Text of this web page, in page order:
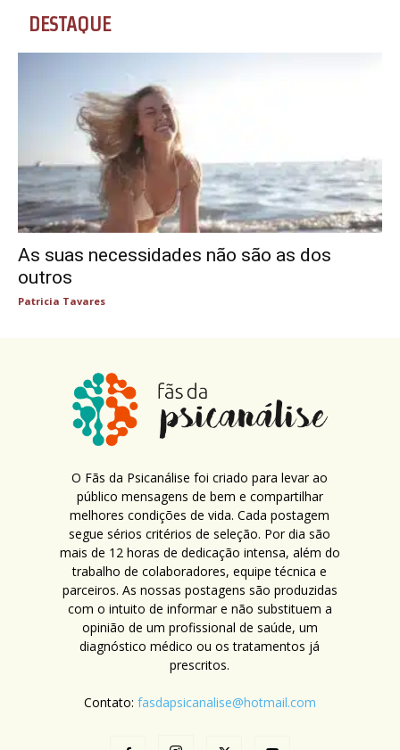
DESTAQUE
As suas necessidades não são as dos
outros
Patricia Tavares
O Fãs da Psicanálise foi criado para levar ao
público mensagens de bem e compartilhar
melhores condições de vida. Cada postagem
segue sérios critérios de seleção. Por dia são
mais de 12 horas de dedicação intensa, além do
trabalho de colaboradores, equipe técnica e
parceiros. As nossas postagens são produzidas
com o intuito de informar e não substituem a
opinião de um profissional de saúde, um
diagnóstico médico ou os tratamentos já
prescritos.
Contato: fasdapsicanalise@hotmail.com